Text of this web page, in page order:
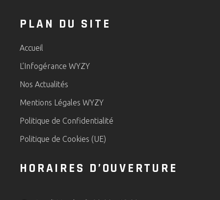
PLAN DU SITE
Accueil
L’Infogérance WYZY
Nos Actualités
Mentions Légales WYZY
Politique de Confidentialité
Politique de Cookies (UE)
HORAIRES D’OUVERTURE